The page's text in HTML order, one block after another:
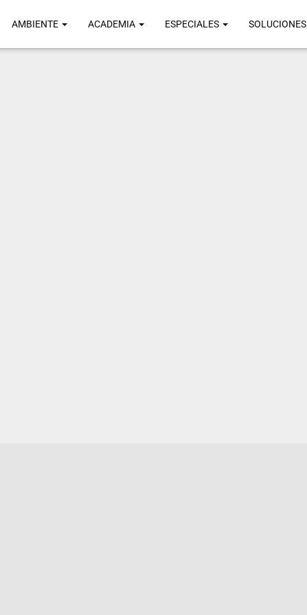
AMBIENTE ACADEMIA ESPECIALES SOLUCIONES